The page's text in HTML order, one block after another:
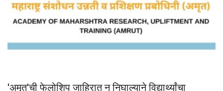
'अमृत'ची फेलोशिप जाहिरात न निघाल्याने विद्यार्थ्यांचा